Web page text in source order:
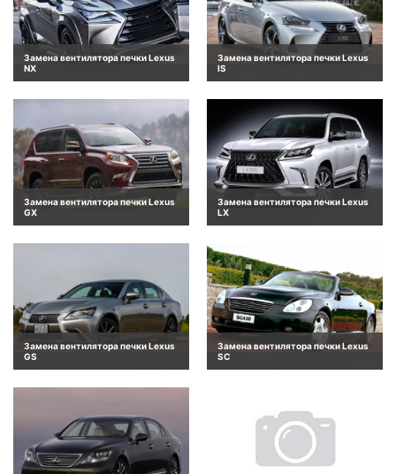
Замена вентилятора печки Lexus
NX
Замена вентилятора печки Lexus
IS
Замена вентилятора печки Lexus
GX
Замена вентилятора печки Lexus
LX
Замена вентилятора печки Lexus
GS
Замена вентилятора печки Lexus
SC